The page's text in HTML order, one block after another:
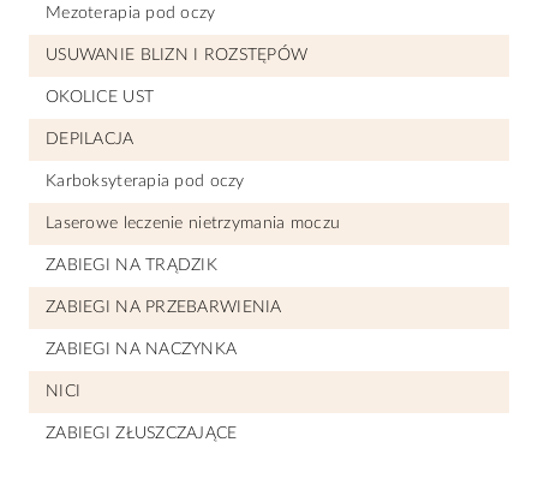
Mezoterapia pod oczy
USUWANIE BLIZN I ROZSTĘPÓW
OKOLICE UST
DEPILACJA
Karboksyterapia pod oczy
Laserowe leczenie nietrzymania moczu
ZABIEGI NA TRĄDZIK
ZABIEGI NA PRZEBARWIENIA
ZABIEGI NA NACZYNKA
NICI
ZABIEGI ZŁUSZCZAJĄCE